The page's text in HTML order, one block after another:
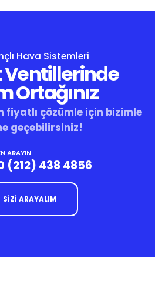
Hava Sistemleri
Ventillerinde
Ortağınız
fiyatlı çözümle için bizimle
geçebilirsiniz!
ARAYIN
(212) 438 4856
SİZİ ARAYALIM